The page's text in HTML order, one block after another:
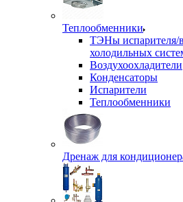
Теплообменники
ТЭНы испарителя/
холодильных
Воздухоохладители
Конденсаторы
Испарители
Теплообменники
Дренаж для